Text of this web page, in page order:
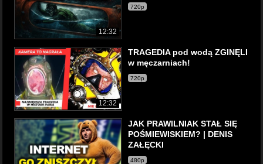
12:32
720p
12:32
TRAGEDIA pod wodą ZGINĘLI
w męczarniach!
720p
JAK PRAWILNIAK STAŁ SIĘ
POŚMIEWISKIEM? | DENIS
ZAŁĘCKI
480p